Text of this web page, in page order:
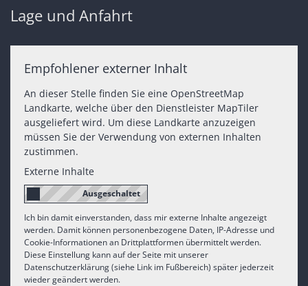
Lage und Anfahrt
Empfohlener externer Inhalt
An dieser Stelle finden Sie eine OpenStreetMap
Landkarte, welche über den Dienstleister MapTiler
ausgeliefert wird. Um diese Landkarte anzuzeigen
müssen Sie der Verwendung von externen Inhalten
zustimmen.
Externe Inhalte
Ich bin damit einverstanden, dass mir externe Inhalte angezeigt
werden. Damit können personenbezogene Daten, IP-Adresse und
Cookie-Informationen an Drittplattformen übermittelt werden.
Diese Einstellung kann auf der Seite mit unserer
Datenschutzerklärung (siehe Link im Fußbereich) später jederzeit
wieder geändert werden.